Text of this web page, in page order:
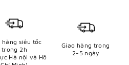
hàng siêu tốc
trong 2h
Hà nội và Hồ
Giao hàng trong
2-5 ngày